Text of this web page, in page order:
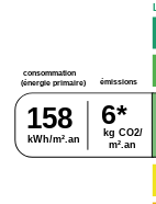
consommation
(énergie primaire)
émissions
kg CO2/
m².an
kWh/m².an
158 6*